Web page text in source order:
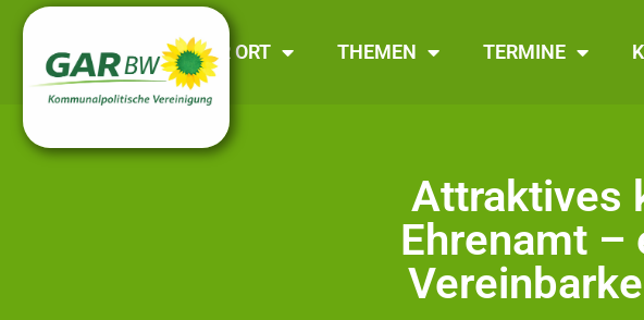
GAR BW VOR ORT THEMEN TERMINE
Attraktives
Ehrenamt –